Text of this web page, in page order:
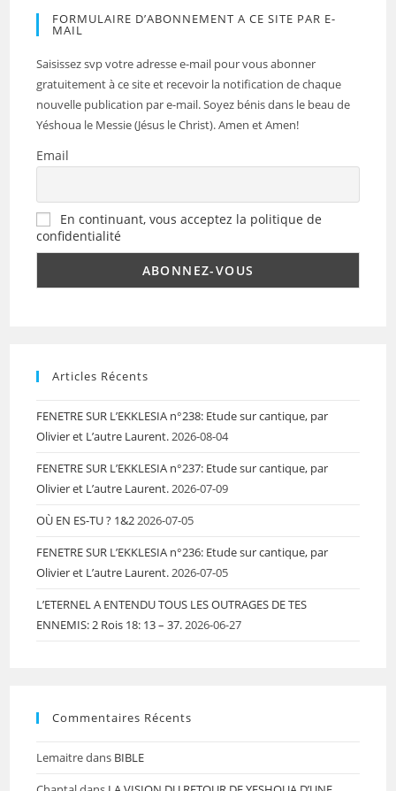
FORMULAIRE D’ABONNEMENT A CE SITE PAR E-
MAIL
Saisissez svp votre adresse e-mail pour vous abonner
gratuitement à ce site et recevoir la notification de chaque
nouvelle publication par e-mail. Soyez bénis dans le beau de
Yéshoua le Messie (Jésus le Christ). Amen et Amen!
Email
En continuant, vous acceptez la politique de
confidentialité
Articles Récents
FENETRE SUR L’EKKLESIA n°238: Etude sur cantique, par
Olivier et L’autre Laurent.2026-08-04
FENETRE SUR L’EKKLESIA n°237: Etude sur cantique, par
Olivier et L’autre Laurent.2026-07-09
OÙ EN ES-TU ? 1&22026-07-05
FENETRE SUR L’EKKLESIA n°236: Etude sur cantique, par
Olivier et L’autre Laurent.2026-07-05
L’ETERNEL A ENTENDU TOUS LES OUTRAGES DE TES
ENNEMIS: 2 Rois 18: 13 – 37.2026-06-27
Commentaires Récents
Lemaitredans BIBLE